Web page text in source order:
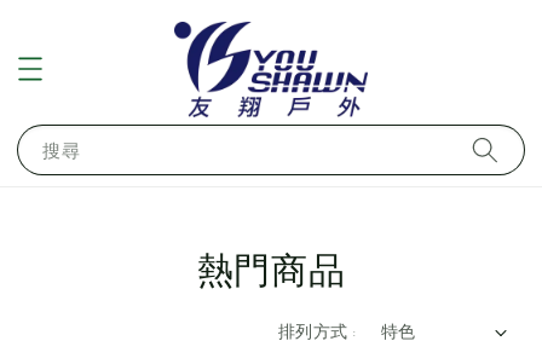
搜尋
熱門商品
排列方式 :